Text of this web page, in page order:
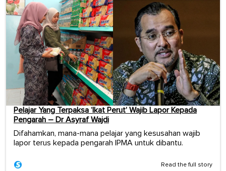
Pelajar Yang Terpaksa ‘Ikat Perut’ Wajib Lapor Kepada
Pengarah – Dr Asyraf Wajdi
Difahamkan, mana-mana pelajar yang kesusahan wajib
lapor terus kepada pengarah IPMA untuk dibantu.
Read the full story